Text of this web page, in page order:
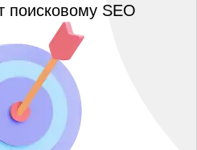
поисковому SEO